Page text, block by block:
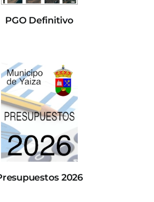
PGO Definitivo
2026